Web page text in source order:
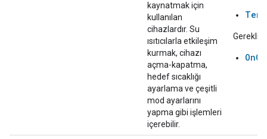
kaynatmak için
kullanılan
cihazlardır. Su
ısıtıcılarla etkileşim
kurmak, cihazı
açma-kapatma,
hedef sıcaklığı
ayarlama ve çeşitli
mod ayarlarını
yapma gibi işlemleri
içerebilir.
Gerekli: